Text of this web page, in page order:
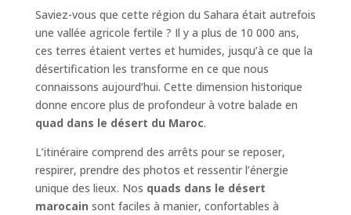
Saviez-vous que cette région du Sahara était autrefois
une vallée agricole fertile ? Il y a plus de 10 000 ans,
ces terres étaient vertes et humides, jusqu’à ce que la
désertification les transforme en ce que nous
connaissons aujourd’hui. Cette dimension historique
donne encore plus de profondeur à votre balade en
quad dans le désert du Maroc.
L’itinéraire comprend des arrêts pour se reposer,
respirer, prendre des photos et ressentir l’énergie
unique des lieux. Nos quads dans le désert
marocain sont faciles à manier, confortables à